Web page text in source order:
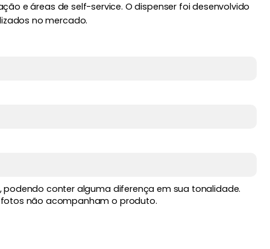
e áreas de self-service. O dispenser foi desenvolvido
no mercado.
conter alguma diferença em sua tonalidade.
não acompanham o produto.